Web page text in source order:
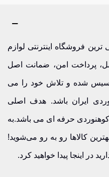
فروشگاه اینترنتی لوازم
پرداخت امن، ضمانت اصل
شده و تلاش خود را می
ایران باشد. هدف اصلی
کوهنوردی حرفه ای می باشد.به
کالاها رو به رو می‌شوید!
در اینجا پیدا خواهید کرد.